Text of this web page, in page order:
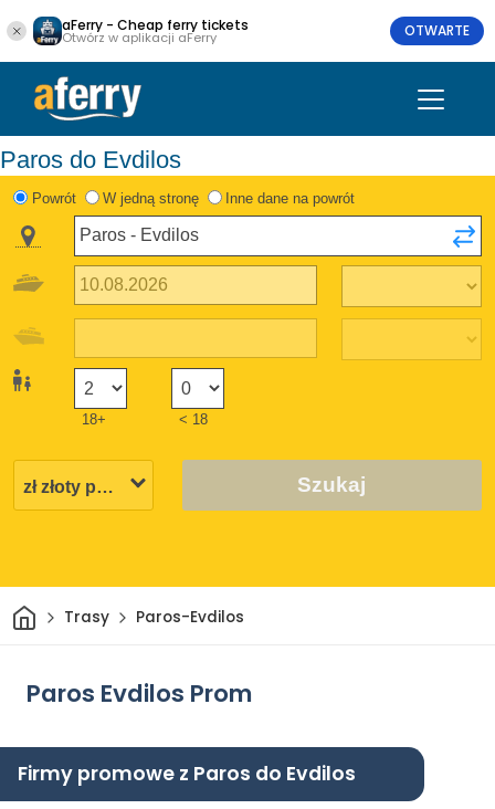
aFerry - Cheap ferry tickets
Otwórz w aplikacji aFerry OTWARTE
Paros do Evdilos
Powrót W jedną stronę Inne dane na powrót
18+ < 18
Szukaj
DomTrasy Paros-Evdilos
Paros Evdilos Prom
Firmy promowe z Paros do Evdilos